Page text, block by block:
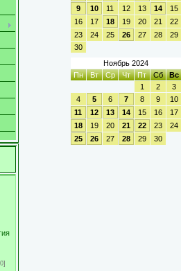
9
10 11 12 13 14
15
16
17 18 19 20 21
22
23
24 25 26 27 28
29
30
Ноябрь 2024
Пн
Вт Ср Чт Пт Сб
Вс
1
2
3
4
5 6 7 8 9
10
11
12 13 14 15 16
17
18
19 20 21 22 23
24
25
26 27 28 29 30